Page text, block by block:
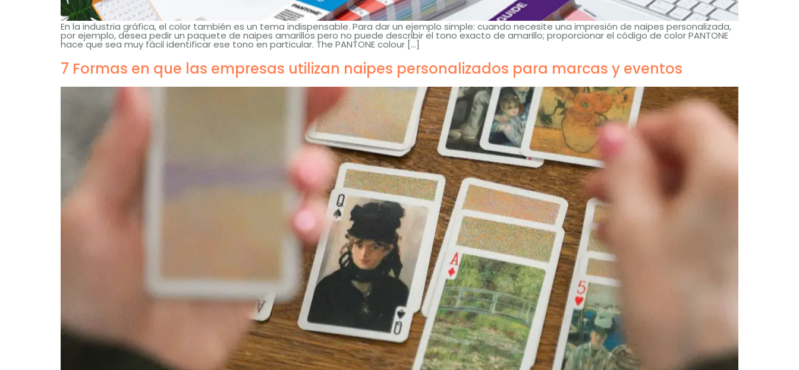
En la industria gráfica, el color también es un tema indispensable. Para dar un ejemplo simple: cuando necesite una impresión de naipes personalizada,
por ejemplo, desea pedir un paquete de naipes amarillos pero no puede describir el tono exacto de amarillo; proporcionar el código de color PANTONE
hace que sea muy fácil identificar ese tono en particular. The PANTONE colour […]
7 Formas en que las empresas utilizan naipes personalizados para marcas y eventos